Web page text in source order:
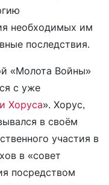
необходимых им
последствия.
«Молота Войны»
с уже
Хоруса». Хорус,
в своём
участия в
в «совет
посредством